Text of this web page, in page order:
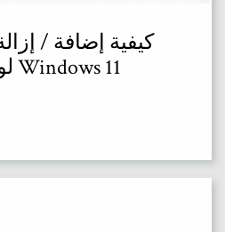
كيفية إضافة /
لوحة المفاتيح في Windows 11